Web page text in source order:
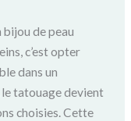
de peau
c’est opter
dans un
tatouage devient
choisies. Cette